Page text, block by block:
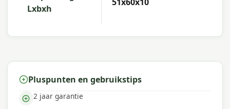
Houd je tuinmeubel in topconditie door het frame
regelmatig met een mild sopje af te nemen. Reinig
textiel en rope met lauw water en een zachte
borstel en berg kussens bij slecht weer droog op.
Meer informatie of advies nodig?
Heb je vragen over deze set? Neem gerust contact
met ons op. Ons team helpt je graag met passend
advies voor jouw buitenruimte.
Lxbxh
Pluspunten en gebruikstips
2 jaar garantie